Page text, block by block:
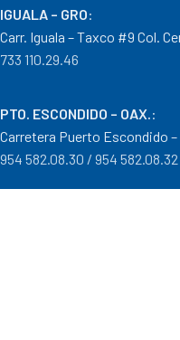
IGUALA – GRO:
Carr. Iguala – Taxco #9 Col.
733 110.29.46
PTO. ESCONDIDO – OAX.:
Carretera Puerto Escondido
954 582.08.30 / 954 582.08.32